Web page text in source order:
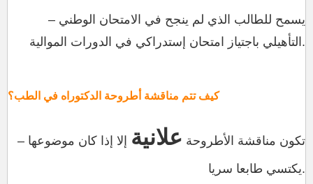
– يسمح للطالب الذي لم ينجح في الامتحان الوطني
التأهيلي باجتياز امتحان إستدراكي في الدورات الموالية.
كيف تتم مناقشة أطروحة الدكتوراه في الطب؟
– تكون مناقشة الأطروحة علانية إلا إذا كان موضوعها
يكتسي طابعا سريا.